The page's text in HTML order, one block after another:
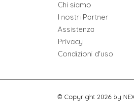
Chi siamo
I nostri Partner
Assistenza
Privacy
Condizioni d'uso
© Copyright 2026 by